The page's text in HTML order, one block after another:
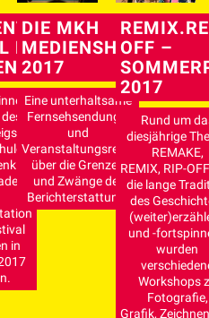
–
DER
2017
2
in
DIE MKH
MEDIENSHOW
2017
Eine unterhaltsame
Fernsehsendungs-
und
Veranstaltungsreihe
über die Grenzen
und Zwänge der
Berichterstattung.
OFF –
2017
Rund um
diesjährige
REMAKE,
REMIX, RIP-
die lange
des
und -
wurden
Workshops
Fotografie,
Grafik,